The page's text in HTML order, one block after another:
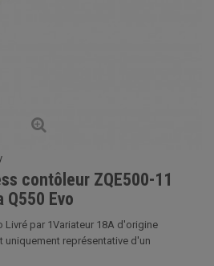
contôleur ZQE500-11
Q550 Evo
Livré par 1Variateur 18A d'origine
uniquement représentative d'un